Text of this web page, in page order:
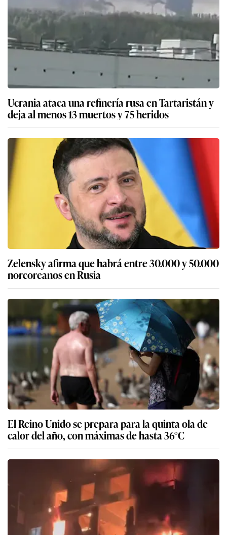
Ucrania ataca una refinería rusa en Tartaristán y
deja al menos 13 muertos y 75 heridos
Zelensky afirma que habrá entre 30.000 y 50.000
norcoreanos en Rusia
El Reino Unido se prepara para la quinta ola de
calor del año, con máximas de hasta 36°C